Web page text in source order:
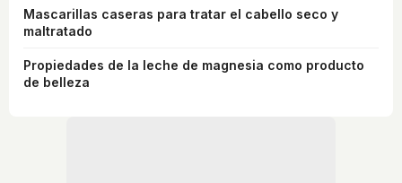
Mascarillas caseras para tratar el cabello seco y
maltratado
Propiedades de la leche de magnesia como producto
de belleza